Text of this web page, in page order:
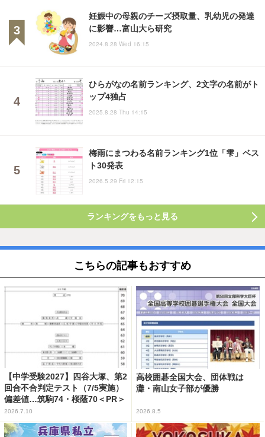
妊娠中の母親のチーズ摂取量、乳幼児の発達
に影響…富山大ら研究
2024.8.28 Wed 16:15
ひらがなの名前ランキング、2文字の名前がト
ップ4独占
2025.8.28 Thu 14:15
梅雨にまつわる名前ランキング1位「雫」ベス
ト30発表
2026.5.29 Fri 12:15
ランキングをもっと見る
こちらの記事もおすすめ
【中学受験2027】四谷大塚、第2
回合不合判定テスト（7/5実施）
偏差値…筑駒74・桜蔭70＜PR＞
2026.7.10
高校囲碁全国大会、団体戦は
灘・南山女子部が優勝
2026.8.5